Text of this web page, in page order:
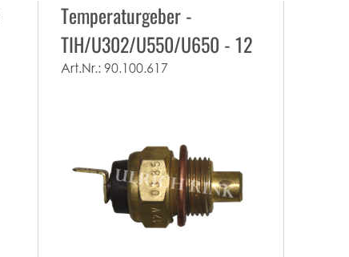
Temperaturgeber -
TIH/U302/U550/U650 - 12
V
Art.Nr.: 90.100.617